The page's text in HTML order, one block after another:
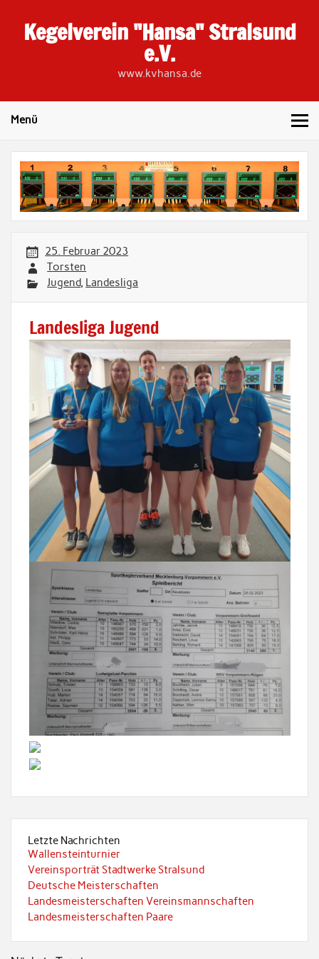
contentKegelverein "Hansa" Stralsund
e.V.
www.kvhansa.de
Menü
25. Februar 2023
Torsten
Jugend, Landesliga
Landesliga Jugend
Letzte Nachrichten
Wallensteinturnier
Vereinsporträt Stadtwerke Stralsund
Deutsche Meisterschaften
Landesmeisterschaften Vereinsmannschaften
Landesmeisterschaften Paare